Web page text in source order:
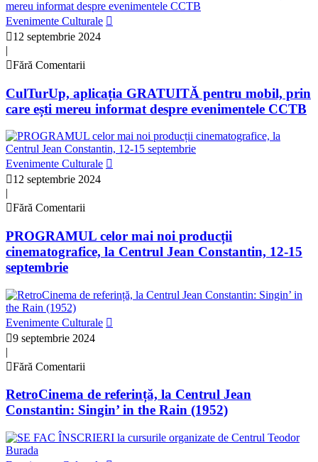
Evenimente Culturale
12 septembrie 2024
|
Fără Comentarii
CulTurUp, aplicația GRATUITĂ pentru mobil, prin
care ești mereu informat despre evenimentele CCTB
Evenimente Culturale
12 septembrie 2024
|
Fără Comentarii
PROGRAMUL celor mai noi producții
cinematografice, la Centrul Jean Constantin, 12-15
septembrie
Evenimente Culturale
9 septembrie 2024
|
Fără Comentarii
RetroCinema de referință, la Centrul Jean
Constantin: Singin’ in the Rain (1952)